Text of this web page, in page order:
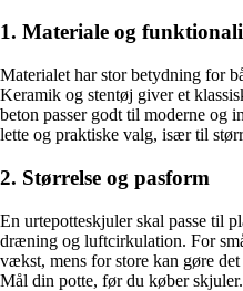
1. Materiale og
Materialet har stor betydning for
Keramik og stentøj giver et
beton passer godt til moderne og
lette og praktiske valg, især til
2. Størrelse og pasform
En urtepotteskjuler skal passe til
dræning og luftcirkulation. For
vækst, mens for store kan gøre
Mål din potte, før du køber skjuler.